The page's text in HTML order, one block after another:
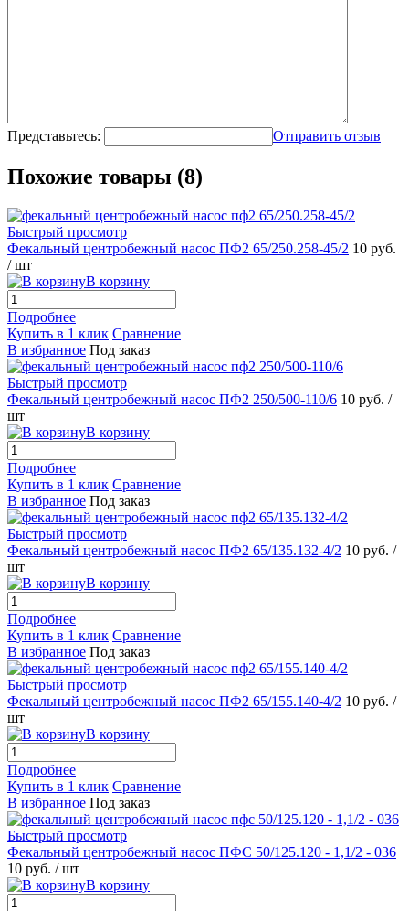
Представьтесь: Отправить отзыв
Похожие товары (8)
Быстрый просмотр
Фекальный центробежный насос ПФ2 65/250.258-45/2 10 руб.
/ шт
В корзину
Подробнее
Купить в 1 клик Сравнение
В избранное Под заказ
Быстрый просмотр
Фекальный центробежный насос ПФ2 250/500-110/6 10 руб. /
шт
В корзину
Подробнее
Купить в 1 клик Сравнение
В избранное Под заказ
Быстрый просмотр
Фекальный центробежный насос ПФ2 65/135.132-4/2 10 руб. /
шт
В корзину
Подробнее
Купить в 1 клик Сравнение
В избранное Под заказ
Быстрый просмотр
Фекальный центробежный насос ПФ2 65/155.140-4/2 10 руб. /
шт
В корзину
Подробнее
Купить в 1 клик Сравнение
В избранное Под заказ
Быстрый просмотр
Фекальный центробежный насос ПФС 50/125.120 - 1,1/2 - 036
10 руб. / шт
В корзину